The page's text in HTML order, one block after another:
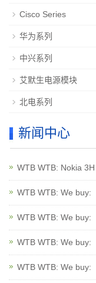
Cisco Series
华为系列
中兴系列
艾默生电源模块
北电系列
新闻中心
WTB WTB: Nokia 3H
WTB WTB: We buy:
WTB WTB: We buy:
WTB WTB: We buy:
WTB WTB: We buy: